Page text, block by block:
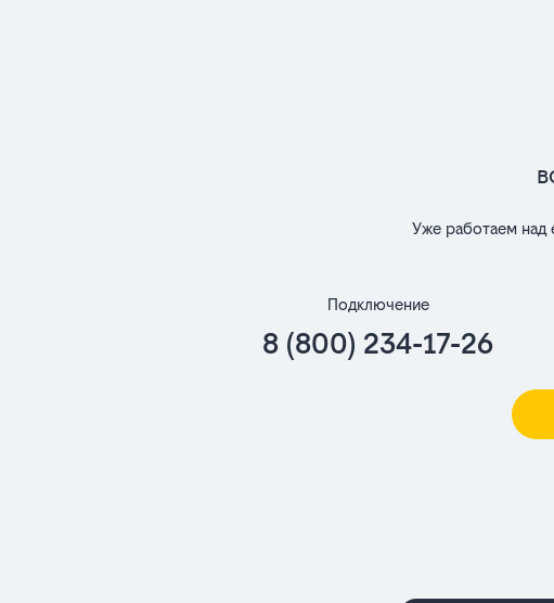
Уже работаем над
Подключение
8 (800) 234-17-26